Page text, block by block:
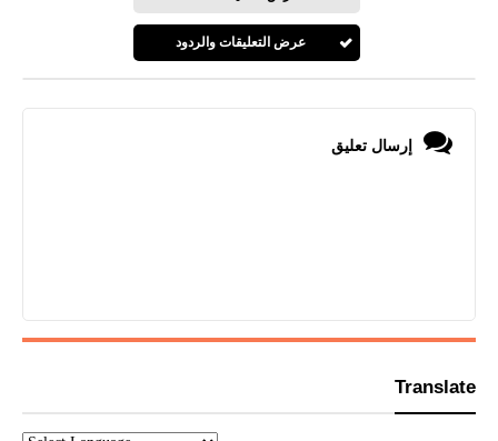
عرض التعليقات والردود
إرسال تعليق
Translate